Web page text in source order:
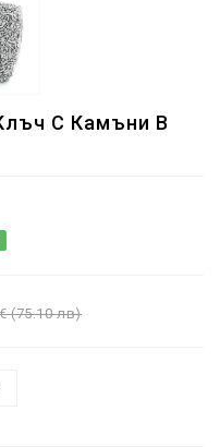
С Камъни В
(75.10 лв)